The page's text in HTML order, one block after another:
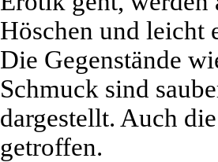
Höschen und leicht
Die Gegenstände
Schmuck sind
dargestellt. Auch
getroffen.